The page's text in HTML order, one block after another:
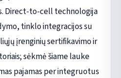
Direct-to-cell technologija
tinklo integracijos su
įrenginių sertifikavimo ir
sėkmė šiame lauke
pajamas per integruotus